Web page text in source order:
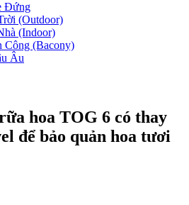
Đứng
(Outdoor)
(Indoor)
Công (Bacony)
Âu
hoa TOG 6 có thay
để bảo quản hoa tươi